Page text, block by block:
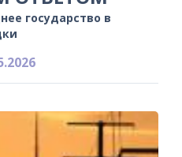
государство в